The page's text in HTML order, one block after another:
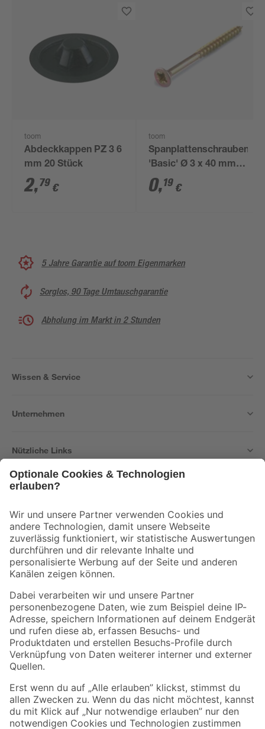
toom
Abdeckkappen PZ 3 6
mm 20 Stück
2,79 €
toom
Spanplattenschrauben
'Basic' Ø 3 x 40 mm
PZ
0,19 €
5 Jahre Garantie auf toom Eigenmarken
Sorglos, 90 Tage Umtauschgarantie
Abholung im Markt in 2 Stunden
Wissen & Service
Unternehmen
Nützliche Links
Der toom Newsletter: Keine Angebote und Aktionen mehr verpassen!
Zur Newsletter Anmeldung
Folge uns
Zahlungsarten Versandarten
Sicher einkaufen
Jetzt die toom-App herunterladen